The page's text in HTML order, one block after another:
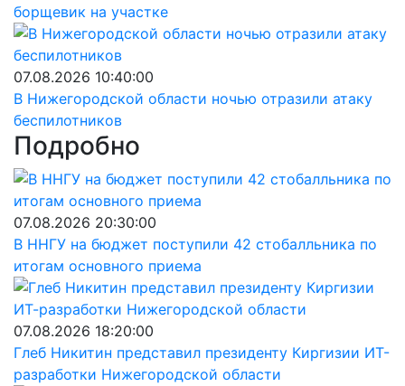
борщевик на участке
07.08.2026 10:40:00
В Нижегородской области ночью отразили атаку
беспилотников
Подробно
07.08.2026 20:30:00
В ННГУ на бюджет поступили 42 стобалльника по
итогам основного приема
07.08.2026 18:20:00
Глеб Никитин представил президенту Киргизии ИТ-
разработки Нижегородской области